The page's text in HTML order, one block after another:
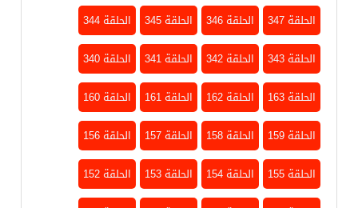
الحلقة 347
الحلقة 346 الحلقة 345
الحلقة 344
الحلقة 343
الحلقة 342 الحلقة 341
الحلقة 340
الحلقة 163
الحلقة 162 الحلقة 161
الحلقة 160
الحلقة 159
الحلقة 158 الحلقة 157
الحلقة 156
الحلقة 155
الحلقة 154 الحلقة 153
الحلقة 152